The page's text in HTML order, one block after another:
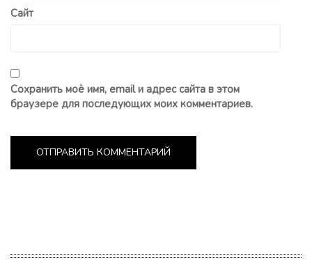
Сайт
Сохранить моё имя, email и адрес сайта в этом
браузере для последующих моих комментариев.